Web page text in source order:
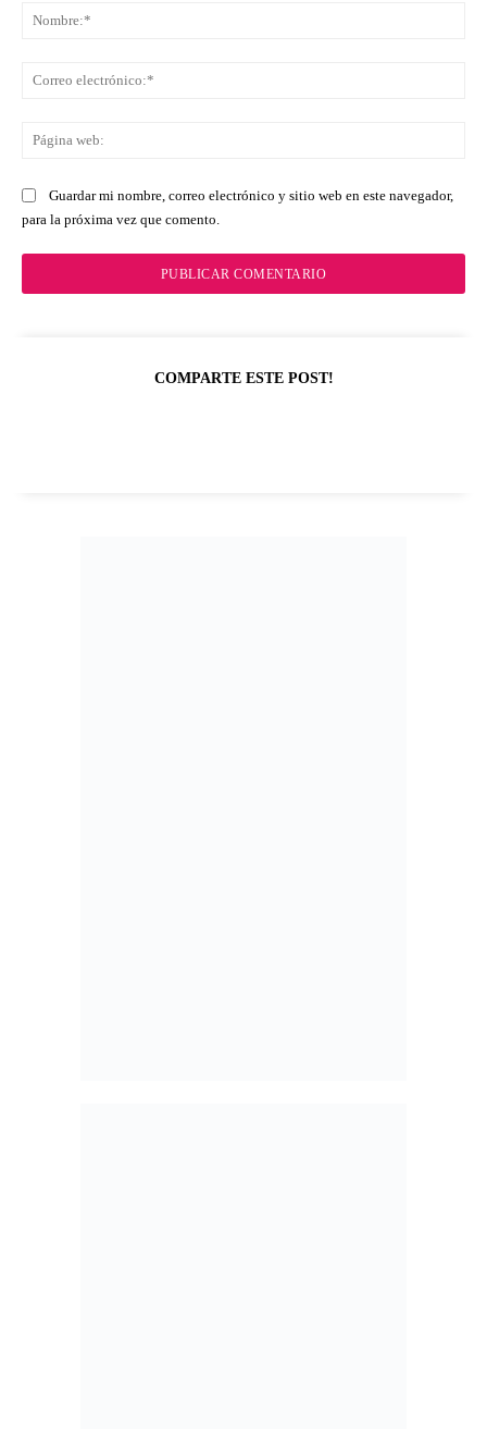
Guardar mi nombre, correo electrónico y sitio web en este navegador,
para la próxima vez que comento.
COMPARTE ESTE POST!